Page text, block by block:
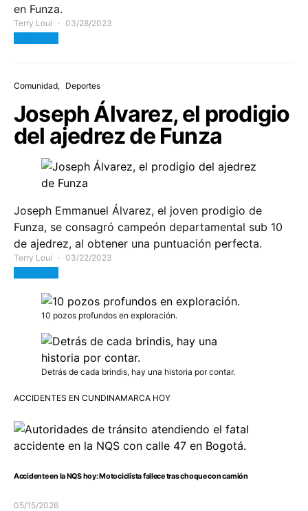
en Funza.
Terry Loui 03/28/2023
Comunidad Deportes
Joseph Álvarez, el prodigio
del ajedrez de Funza
Joseph Emmanuel Álvarez, el joven prodigio de
Funza, se consagró campeón departamental sub 10
de ajedrez, al obtener una puntuación perfecta.
Terry Loui 03/22/2023
10 pozos profundos en exploración.
Detrás de cada brindis, hay una historia por contar.
ACCIDENTES EN CUNDINAMARCA HOY
Accidente en la NQS hoy: Motociclista fallece tras choque con camión
05/15/2026